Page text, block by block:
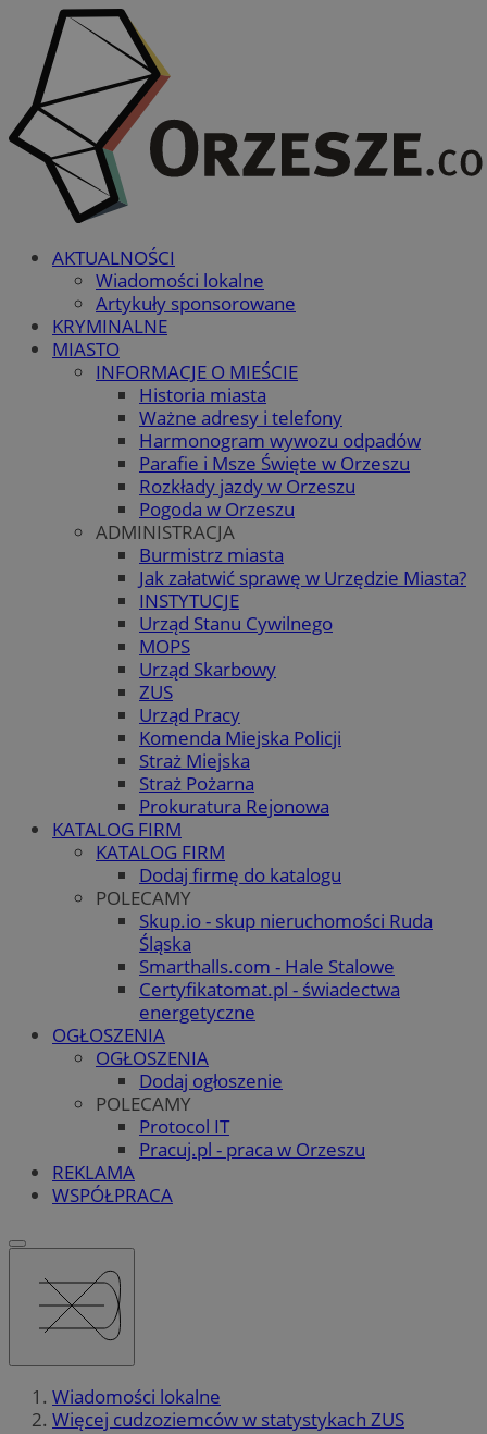
AKTUALNOŚCI
Wiadomości lokalne
Artykuły sponsorowane
KRYMINALNE
MIASTO
INFORMACJE O MIEŚCIE
Historia miasta
Ważne adresy i telefony
Harmonogram wywozu odpadów
Parafie i Msze Święte w Orzeszu
Rozkłady jazdy w Orzeszu
Pogoda w Orzeszu
ADMINISTRACJA
Burmistrz miasta
Jak załatwić sprawę w Urzędzie Miasta?
INSTYTUCJE
Urząd Stanu Cywilnego
MOPS
Urząd Skarbowy
ZUS
Urząd Pracy
Komenda Miejska Policji
Straż Miejska
Straż Pożarna
Prokuratura Rejonowa
KATALOG FIRM
KATALOG FIRM
Dodaj firmę do katalogu
POLECAMY
Skup.io - skup nieruchomości Ruda
Śląska
Smarthalls.com - Hale Stalowe
Certyfikatomat.pl - świadectwa
energetyczne
OGŁOSZENIA
OGŁOSZENIA
Dodaj ogłoszenie
POLECAMY
Protocol IT
Pracuj.pl - praca w Orzeszu
REKLAMA
WSPÓŁPRACA
Wiadomości lokalne
Więcej cudzoziemców w statystykach ZUS